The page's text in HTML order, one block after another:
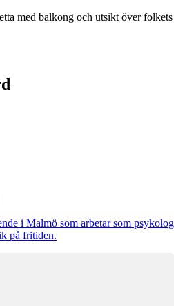
med balkong och utsikt över folkets
i Malmö som arbetar som psykolog
på fritiden.